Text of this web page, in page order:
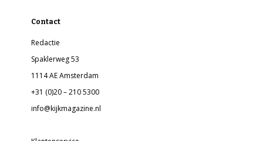
Contact
Redactie
Spaklerweg 53
1114 AE Amsterdam
+31 (0)20 – 210 5300
info@kijkmagazine.nl